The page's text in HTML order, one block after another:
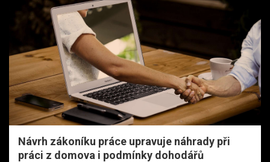
Návrh zákoníku práce upravuje náhrady při
práci z domova i podmínky dohodářů